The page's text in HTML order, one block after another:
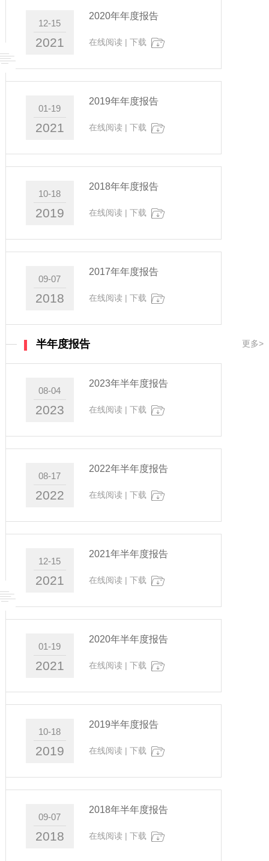
12-15
2021
2020年年度报告
在线阅读 | 下载
01-19
2021
2019年年度报告
在线阅读 | 下载
10-18
2019
2018年年度报告
在线阅读 | 下载
09-07
2018
2017年年度报告
在线阅读 | 下载
半年度报告 更多>
08-04
2023
2023年半年度报告
在线阅读 | 下载
08-17
2022
2022年半年度报告
在线阅读 | 下载
12-15
2021
2021年半年度报告
在线阅读 | 下载
01-19
2021
2020年半年度报告
在线阅读 | 下载
10-18
2019
2019半年度报告
在线阅读 | 下载
09-07
2018
2018年半年度报告
在线阅读 | 下载